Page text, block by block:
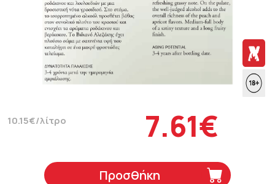
10.15€/λίτρο 7.61€
Προσθήκη